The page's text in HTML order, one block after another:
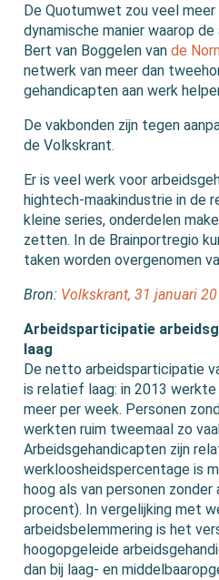
De Quotumwet zou veel
dynamische manier waarop
Bert van Boggelen vande
netwerk van meer dan
gehandicapten aan werk
De vakbonden zijn tegen
de Volkskrant.
Er is veel werk voor
hightech-maakindustrie in de
kleine series, onderdelen
zetten. In de Brainportregio
taken worden overgenomen
Bron: Volkskrant, 31 januari
Arbeidsparticipatie
laag
De netto arbeidsparticipatie
is relatief laag: in 2013
meer per week. Personen
werkten ruim tweemaal zo
Arbeidsgehandicapten zijn
werkloosheidspercentage is
hoog als van personen zonder
procent). In vergelijking met
arbeidsbelemmering is het
hoogopgeleide
dan bij laag- en